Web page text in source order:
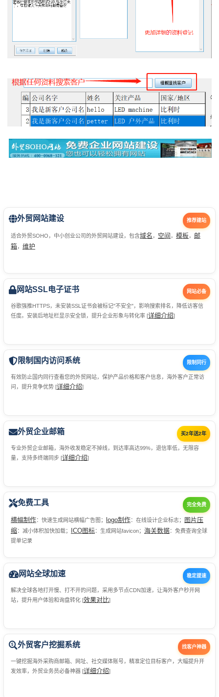
推荐建站
外贸网站建设
适合外贸SOHO，中小创业公司的外贸网站建设，包含域名 ， 空间 ， 模板 ， 邮
箱， 维护
网站必备
网站SSL电子证书
谷歌强推HTTPS，未安装SSL证书会被标记"不安全"，影响搜索排名，降低访客信
任度。安装后地址栏显示安全锁，提升企业形象与转化率 [详细介绍]
限制同行
限制国内访问系统
有效防止国内同行查看您的外贸网站，保护产品价格和客户信息，海外客户正常访
问，提升竞争优势 [详细介绍]
买2年送2年
外贸企业邮箱
专业外贸企业邮箱，海外收发稳定不掉线，到达率高达99%，退信率低，无限容
量，支持多终端同步 [详细介绍]
完全免费
免费工具
横幅制作：快速生成网站横幅广告图； logo制作：在线设计企业标志； 图片压
缩：减小体积加快加载； ICO图标：生成网站favicon； 海关数据：免费查询全球
提单记录
稳定提速
网站全球加速
解决全球各地打开慢、打不开的问题，采用多节点CDN加速，让海外客户秒开网
站，提升用户体验和询盘转化 [效果对比]
找客户神器
外贸客户挖掘系统
一键挖掘海外采购商邮箱、网址、社交媒体账号，精准定位目标客户，大幅提升开
发效率，外贸业务员必备神器 [详细介绍]